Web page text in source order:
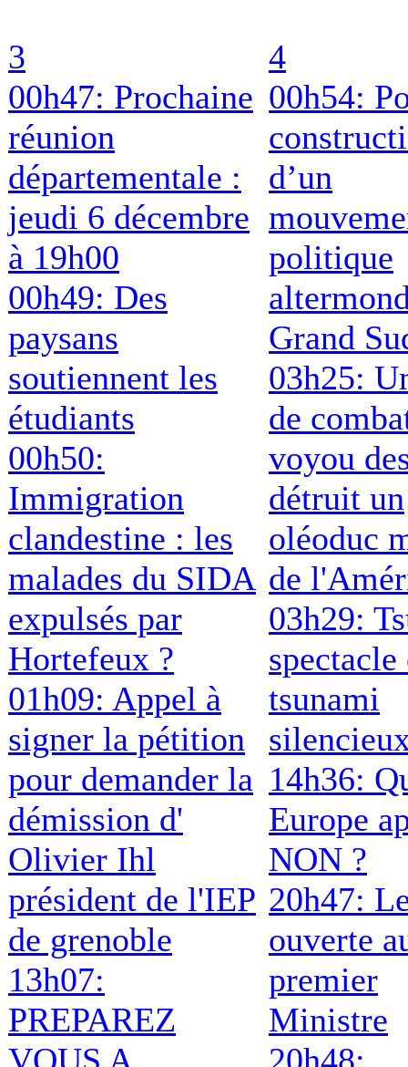
3
00h47: Prochaine
réunion
départementale :
jeudi 6 décembre
à 19h00
00h49: Des
paysans
soutiennent les
étudiants
00h50:
Immigration
clandestine : les
malades du SIDA
expulsés par
Hortefeux ?
01h09: Appel à
signer la pétition
pour demander la
démission d'
Olivier Ihl
président de l'IEP
de grenoble
13h07:
PREPAREZ
VOUS A
4
00h54:
d’un
politique
Grand
03h25:
de
voyou
détruit un
oléoduc
de
03h29:
spectacle
tsunami
14h36:
Europe
NON ?
20h47:
ouverte
premier
Ministre
20h48: